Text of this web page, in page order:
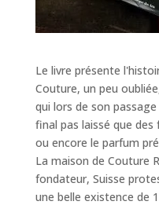
Le livre présente
Couture, un peu
qui lors de son passage
final pas laissé que
ou encore le parfum
La maison de Couture
fondateur, Suisse
une belle existence de